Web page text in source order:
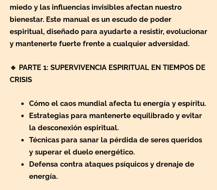
miedo y las influencias invisibles afectan nuestro
bienestar. Este manual es un escudo de poder
espiritual, diseñado para ayudarte a resistir, evolucionar
y mantenerte fuerte frente a cualquier adversidad.
🔹 PARTE 1: SUPERVIVENCIA ESPIRITUAL EN TIEMPOS DE
CRISIS
Cómo el caos mundial afecta tu energía y espíritu.
Estrategias para mantenerte equilibrado y evitar
la desconexión espiritual.
Técnicas para sanar la pérdida de seres queridos
y superar el duelo energético.
Defensa contra ataques psíquicos y drenaje de
energía.